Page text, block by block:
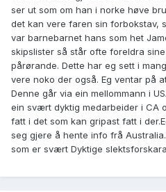
ser ut som om han i norke høve
det kan vere faren sin forbokstav,
var barnebarnet hans som het
skipslister så står ofte foreldra
pårørande. Dette har eg sett i
vere noko der også. Eg ventar på
Denne går via ein mellommann i
ein svært dyktig medarbeider i CA
fatt i det som kan gripast fatt i
seg gjere å hente info frå
som er svært Dyktige